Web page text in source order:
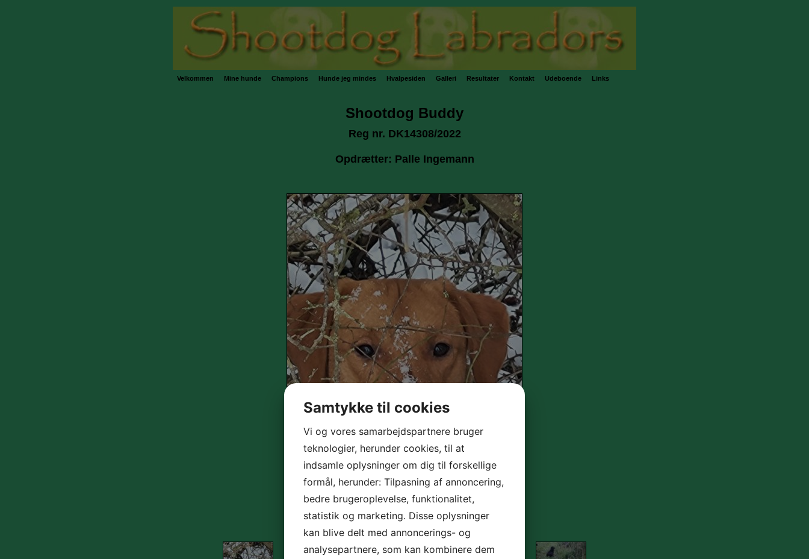
Velkommen Mine hunde Champions Hunde jeg mindes Hvalpesiden Galleri Resultater Kontakt Udeboende Links
Shootdog Buddy
Reg nr. DK14308/2022
Opdrætter: Palle Ingemann
Samtykke til cookies
Vi og vores samarbejdspartnere bruger
teknologier, herunder cookies, til at
indsamle oplysninger om dig til forskellige
formål, herunder: Tilpasning af annoncering,
bedre brugeroplevelse, funktionalitet,
statistik og marketing. Disse oplysninger
kan blive delt med annoncerings- og
analysepartnere, som kan kombinere dem